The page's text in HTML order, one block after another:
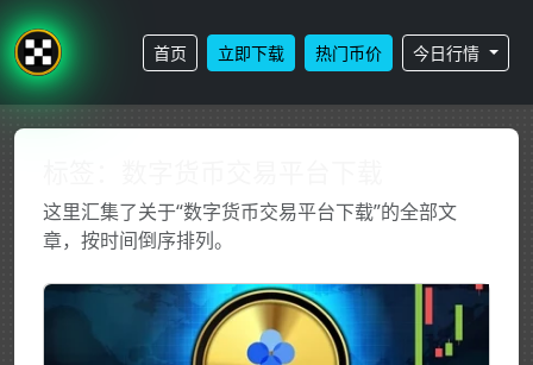
首页 立即下载 热门币价 今日行情
这里汇集了关于“数字货币交易平台下载”的全部文
章，按时间倒序排列。